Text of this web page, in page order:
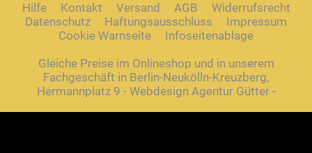
Hilfe Kontakt Versand AGB
Widerrufsrecht
Datenschutz
Haftungsausschluss
Impressum
Cookie Warnseite
Infoseitenablage
Gleiche Preise im Onlineshop und in unserem
Fachgeschäft in Berlin-Neukölln-Kreuzberg,
Hermannplatz 9 - Webdesign Agentur Gütter -